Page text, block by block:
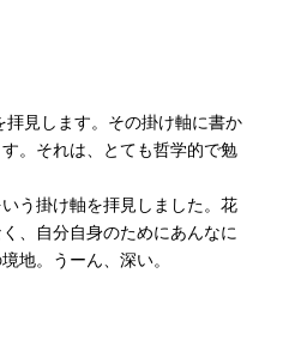
見します。その掛け軸に書か
。それは、とても哲学的で勉
う掛け軸を拝見しました。花
、自分自身のためにあんなに
地。うーん、深い。